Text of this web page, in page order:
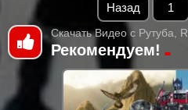
Назад 1
Скачать Видео с Рутуба,
Рекомендуем!